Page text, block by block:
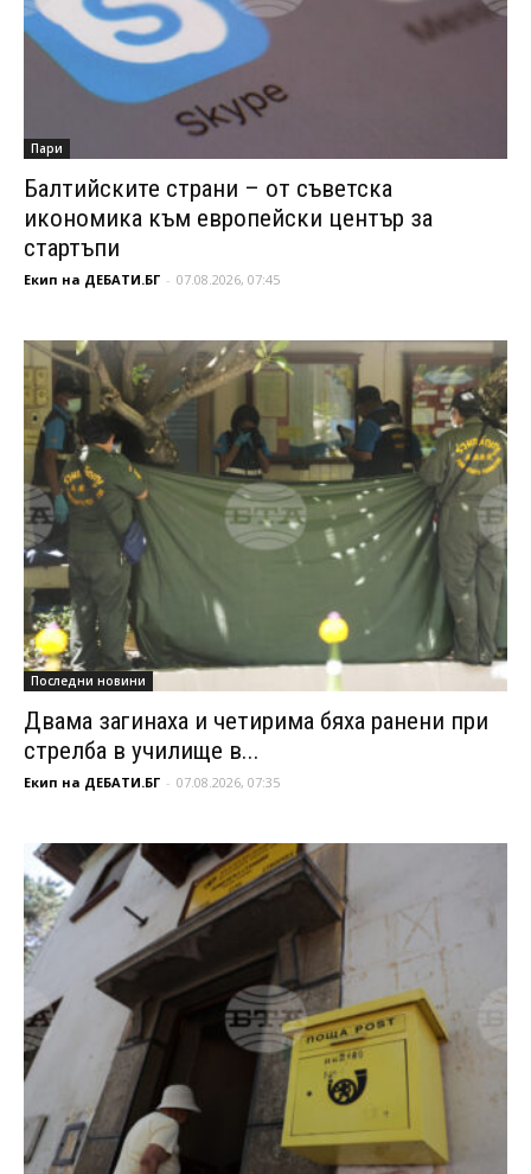
Пари
Балтийските страни – от съветска
икономика към европейски център за
стартъпи
Екип на ДЕБАТИ.БГ - 07.08.2026, 07:45
Последни новини
Двама загинаха и четирима бяха ранени при
стрелба в училище в...
Екип на ДЕБАТИ.БГ - 07.08.2026, 07:35